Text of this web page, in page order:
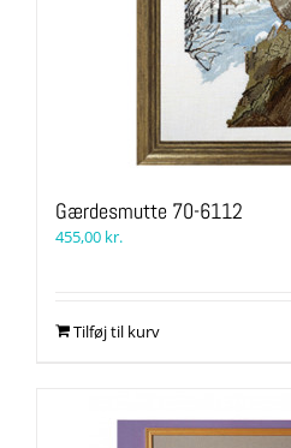
Gærdesmutte 70-6112
455,00 kr.
Tilføj til kurv